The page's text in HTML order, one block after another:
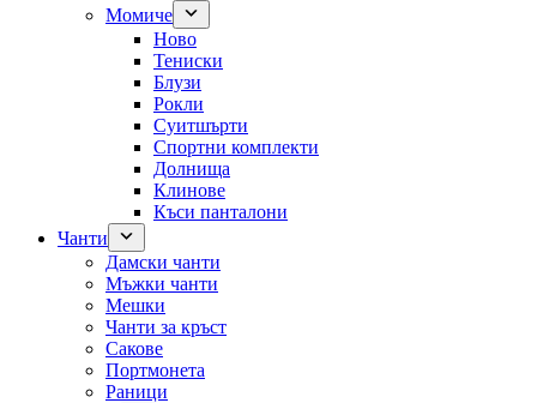
Момиче
Ново
Тениски
Блузи
Рокли
Суитшърти
Спортни комплекти
Долнища
Клинове
Къси панталони
Чанти
Дамски чанти
Мъжки чанти
Мешки
Чанти за кръст
Сакове
Портмонета
Раници